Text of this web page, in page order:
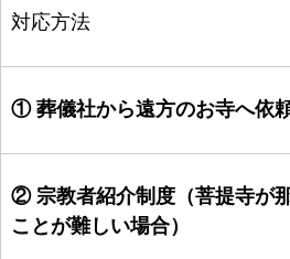
対応方法
① 葬儀社から遠方のお寺へ依
② 宗教者紹介制度（菩提寺が
ことが難しい場合）